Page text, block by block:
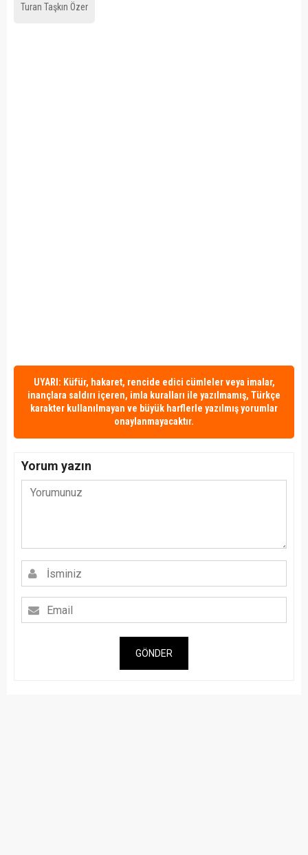
Turan Taşkın Özer
UYARI: Küfür, hakaret, rencide edici cümleler veya imalar,
inançlara saldırı içeren, imla kuralları ile yazılmamış, Türkçe
karakter kullanılmayan ve büyük harflerle yazılmış yorumlar
onaylanmayacaktır.
Yorum yazın
GÖNDER